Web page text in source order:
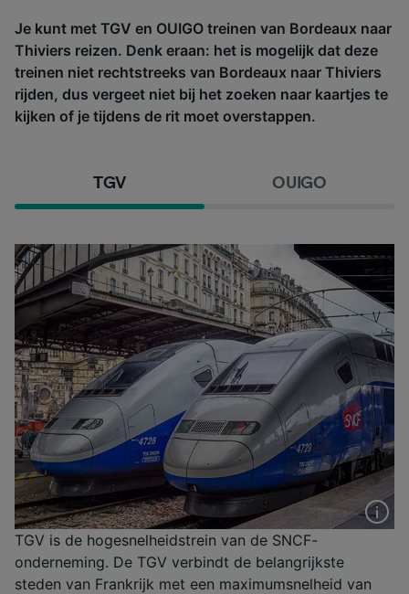
Je kunt met TGV en OUIGO treinen van Bordeaux naar
Thiviers reizen. Denk eraan: het is mogelijk dat deze
treinen niet rechtstreeks van Bordeaux naar Thiviers
rijden, dus vergeet niet bij het zoeken naar kaartjes te
kijken of je tijdens de rit moet overstappen.
TGV OUIGO
TGV is de hogesnelheidstrein van de SNCF-
onderneming. De TGV verbindt de belangrijkste
steden van Frankrijk met een maximumsnelheid van